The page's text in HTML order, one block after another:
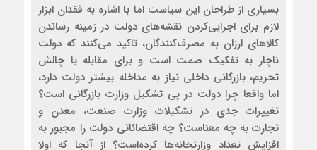
بسیاری از طراحان این سیاست اما با اشاره به فقدان ابزار
لازم برای اجرایی‌کردن نقشه‌های دولت در زمینه رساندن
کالاهای ارزان به مصرف‌کنندگان، تاکید می‌کنند که دولت
ناچار به تفکیک صمت است و برای مقابله با چالش
تحریم، بازرگانی داخلی نیاز به مداخله بیشتر دولت دارد،
اما واقعا چرا دولت در پی تشکیل وزارت بازرگانی است؟
تغییرات جدی در تشکیلات وزارت صنعت، معدن و
تجارت به چه معناست؟ چه اقتضائاتی دولت را مجبور به
افزایش تعداد وزارتخانه‌‌‌‌‌ها کرده‌است؟ از آنجا که اولا